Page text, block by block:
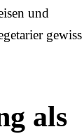
und
gewiss
als